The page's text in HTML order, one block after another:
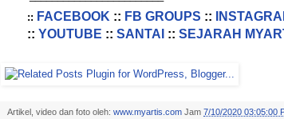
:: FACEBOOK :: FB GROUPS ::
:: YOUTUBE :: SANTAI :: SEJARAH
Artikel, video dan foto oleh: www.myartis.com Jam 7/10/2020 03:05:00